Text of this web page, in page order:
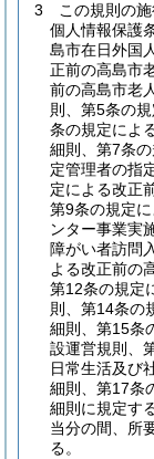
3
この規則の
個人情報保護
島市在日外国
正前の高島市
前の高島市老
則、第5条の
条の規定によ
細則、第7条
定管理者の指
定による改正
第9条の規定
ンター事業実
障がい者訪問
よる改正前の
第12条の規定
則、第14条の
細則、第15条
設運営規則、
日常生活及び
細則、第17条
細則に規定す
当分の間、所
る。